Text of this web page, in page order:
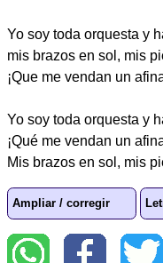
Yo soy toda orquesta y
mis brazos en sol, mis
¡Que me vendan un
Yo soy toda orquesta y
¡Qué me vendan un
Mis brazos en sol, mis
Ampliar / corregir